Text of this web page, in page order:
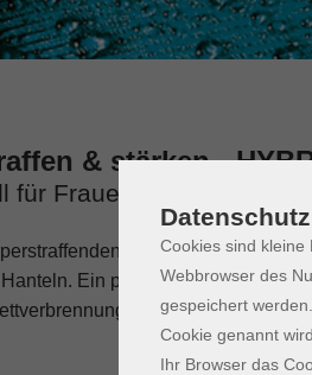
& stärken -
für Frauen!
Übungen für die
Ein perfektes Workout für
ankurbelt! Schon
Datenschutz
Cookies sind kleine
Webbrowser des
gespeichert
Cookie genannt
Ihr Browser das